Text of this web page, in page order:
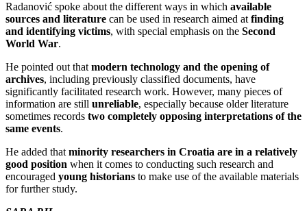
Radanović spoke about the different ways in which available
sources and literature can be used in research aimed at finding
and identifying victims, with special emphasis on the Second
World War.
He pointed out that modern technology and the opening of
archives, including previously classified documents, have
significantly facilitated research work. However, many pieces of
information are still unreliable, especially because older literature
sometimes records two completely opposing interpretations of the
same events.
He added that minority researchers in Croatia are in a relatively
good position when it comes to conducting such research and
encouraged young historians to make use of the available materials
for further study.